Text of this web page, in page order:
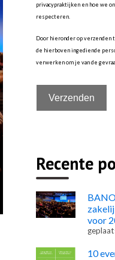
privacypraktijken en hoe we
respecteren.
Door hieronder op verzenden
de hierboven ingediende
verwerken om je van de
Recente
voor
10